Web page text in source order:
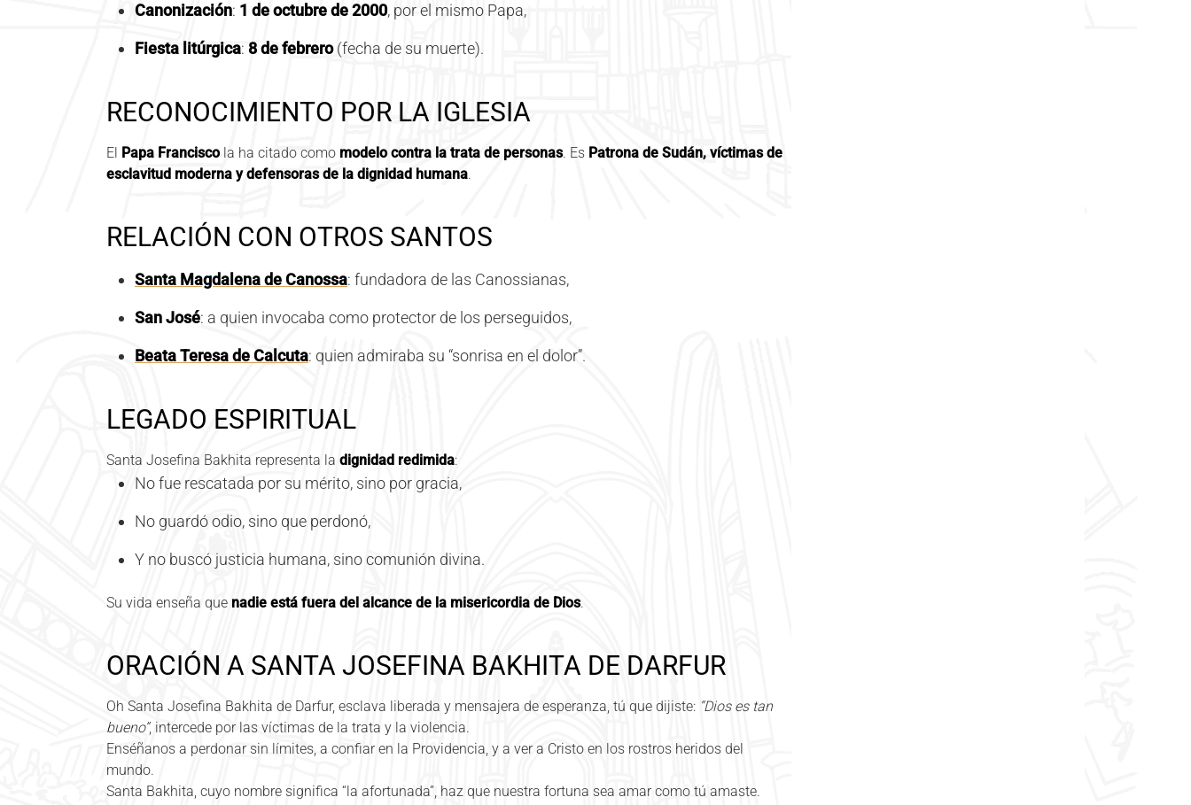
Canonización: 1 de octubre de 2000, por el mismo Papa,
Fiesta litúrgica: 8 de febrero(fecha de su muerte).
RECONOCIMIENTO POR LA IGLESIA
El Papa Franciscola ha citado como modelo contra la trata de personas. Es Patrona de Sudán, víctimas de
esclavitud moderna y defensoras de la dignidad humana.
RELACIÓN CON OTROS SANTOS
Santa Magdalena de Canossa: fundadora de las Canossianas,
San José: a quien invocaba como protector de los perseguidos,
Beata Teresa de Calcuta: quien admiraba su “sonrisa en el dolor”.
LEGADO ESPIRITUAL
Santa Josefina Bakhita representa la dignidad redimida:
No fue rescatada por su mérito, sino por gracia,
No guardó odio, sino que perdonó,
Y no buscó justicia humana, sino comunión divina.
Su vida enseña que nadie está fuera del alcance de la misericordia de Dios.
ORACIÓN A SANTA JOSEFINA BAKHITA DE DARFUR
Oh Santa Josefina Bakhita de Darfur, esclava liberada y mensajera de esperanza, tú que dijiste: “Dios es tan
bueno”, intercede por las víctimas de la trata y la violencia.
Enséñanos a perdonar sin límites, a confiar en la Providencia, y a ver a Cristo en los rostros heridos del
mundo.
Santa Bakhita, cuyo nombre significa “la afortunada”, haz que nuestra fortuna sea amar como tú amaste.